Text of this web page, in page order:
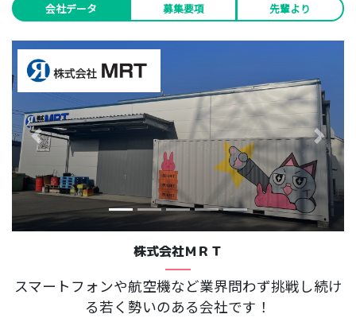
会社データ 募集要項 先輩より
Previous Next
株式会社ＭＲＴ
スマートフォンや航空機など業界問わず挑戦し続け
る若く勢いのある会社です！